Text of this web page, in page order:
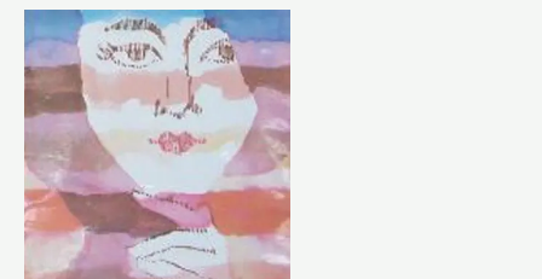
তুলনাহীনা
–
সৈয়দ
মুজতবা
আলী
(TULANAHINA
BY
SYED
MUJTABA
ALI)